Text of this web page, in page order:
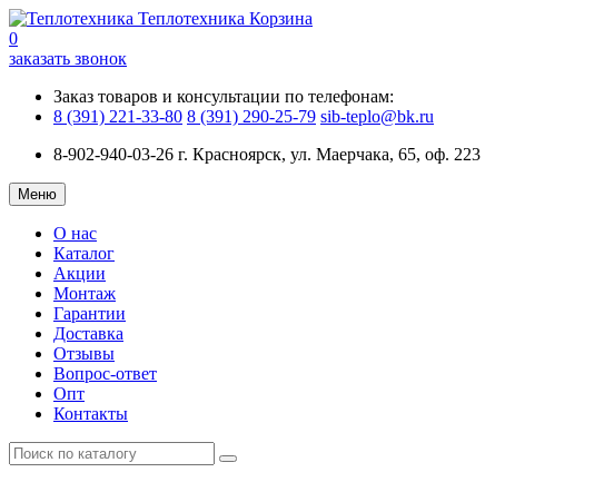
Теплотехника Корзина
0
заказать звонок
Заказ товаров и консультации по телефонам:
8 (391) 221-33-80 8 (391) 290-25-79 sib-teplo@bk.ru
8-902-940-03-26 г. Красноярск, ул. Маерчака, 65, оф. 223
Меню
О нас
Каталог
Акции
Монтаж
Гарантии
Доставка
Отзывы
Вопрос-ответ
Опт
Контакты